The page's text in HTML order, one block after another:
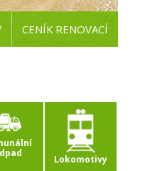
Lokomotivy
CENÍK RENOVACÍ